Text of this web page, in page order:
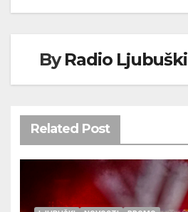
ByRadio Ljubuški
Related Post